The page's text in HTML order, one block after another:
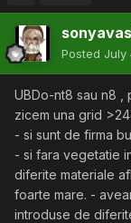
Posted July
UBDo-nt8 sau n8 ,
zicem una grid
- si sunt de firma
- si fara vegetatie
diferite materiale
foarte mare. -
introduse de